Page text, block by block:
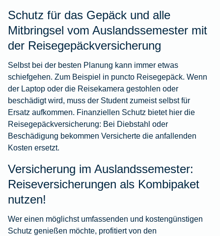
Schutz für das Gepäck und alle
Mitbringsel vom Auslandssemester mit
der Reisegepäckversicherung
Selbst bei der besten Planung kann immer etwas
schiefgehen. Zum Beispiel in puncto Reisegepäck. Wenn
der Laptop oder die Reisekamera gestohlen oder
beschädigt wird, muss der Student zumeist selbst für
Ersatz aufkommen. Finanziellen Schutz bietet hier die
Reisegepäckversicherung: Bei Diebstahl oder
Beschädigung bekommen Versicherte die anfallenden
Kosten ersetzt.
Versicherung im Auslandssemester:
Reiseversicherungen als Kombipaket
nutzen!
Wer einen möglichst umfassenden und kostengünstigen
Schutz genießen möchte, profitiert von den